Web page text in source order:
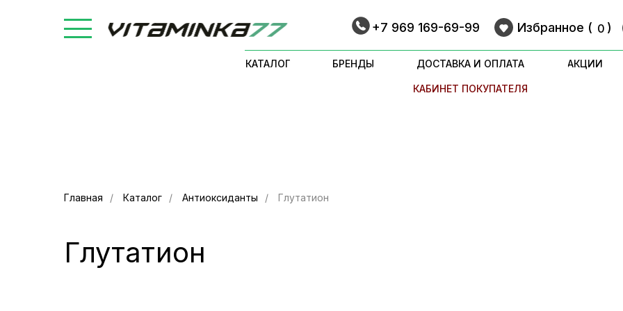
АКЦИИ
КАБИНЕТ ПОКУПАТЕЛЯ
ДОСТАВКА И ОПЛАТА
БРЕНДЫ
+7 969 169-69-99
КАТАЛОГ
Избранное ( 9)
0
Главная / Каталог / Антиоксиданты / Глутатион
Глутатион